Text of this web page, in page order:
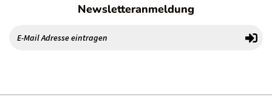
Newsletteranmeldung